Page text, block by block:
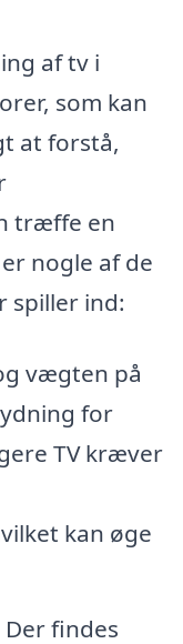
af tv i
som kan
at forstå,
træffe en
nogle af de
spiller ind:
vægten på
for
TV kræver
kan øge
Der findes